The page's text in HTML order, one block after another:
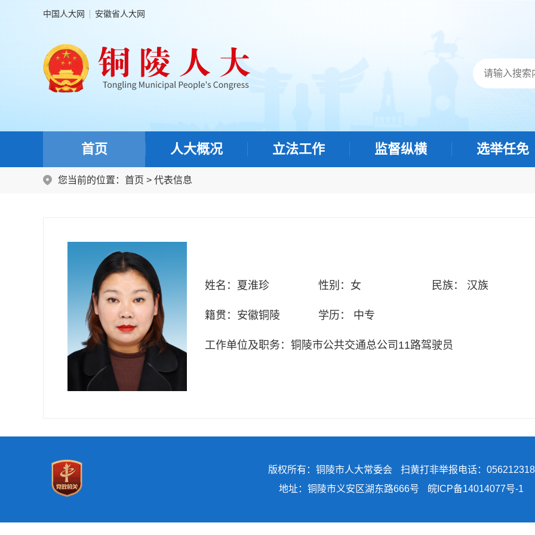
中国人大网 安徽省人大网
首页 人大概况 立法工作 监督纵横 选举任免
您当前的位置： 首页 > 代表信息
姓名： 夏淮珍 性别： 女 民族： 汉族
籍贯： 安徽铜陵 学历： 中专
工作单位及职务： 铜陵市公共交通总公司11路驾驶员
版权所有：铜陵市人大常委会
扫黄打非举报电话：056212318
地址：铜陵市义安区湖东路666号
皖ICP备14014077号-1